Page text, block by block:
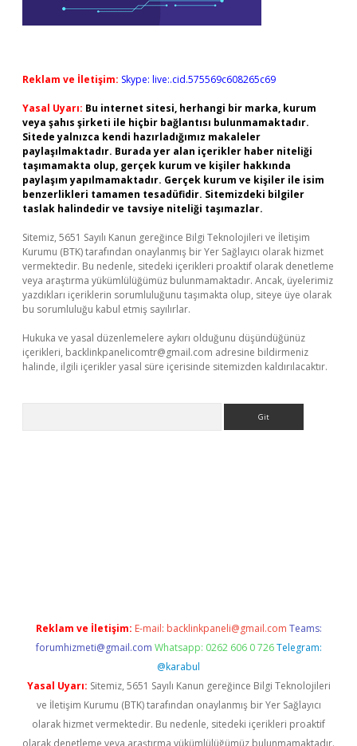
Reklam ve İletişim: Skype: live:.cid.575569c608265c69
Yasal Uyarı: Bu internet sitesi, herhangi bir marka, kurum
veya şahıs şirketi ile hiçbir bağlantısı bulunmamaktadır.
Sitede yalnızca kendi hazırladığımız makaleler
paylaşılmaktadır. Burada yer alan içerikler haber niteliği
taşımamakta olup, gerçek kurum ve kişiler hakkında
paylaşım yapılmamaktadır. Gerçek kurum ve kişiler ile isim
benzerlikleri tamamen tesadüfidir. Sitemizdeki bilgiler
taslak halindedir ve tavsiye niteliği taşımazlar.
Sitemiz, 5651 Sayılı Kanun gereğince Bilgi Teknolojileri ve İletişim
Kurumu (BTK) tarafından onaylanmış bir Yer Sağlayıcı olarak hizmet
vermektedir. Bu nedenle, sitedeki içerikleri proaktif olarak denetleme
veya araştırma yükümlülüğümüz bulunmamaktadır. Ancak, üyelerimiz
yazdıkları içeriklerin sorumluluğunu taşımakta olup, siteye üye olarak
bu sorumluluğu kabul etmiş sayılırlar.
Hukuka ve yasal düzenlemelere aykırı olduğunu düşündüğünüz
içerikleri, backlinkpanelicomtr@gmail.com adresine bildirmeniz
halinde, ilgili içerikler yasal süre içerisinde sitemizden kaldırılacaktır.
Reklam ve İletişim: E-mail: backlinkpaneli@gmail.com Teams:
forumhizmeti@gmail.com Whatsapp: 0262 606 0 726 Telegram:
@karabul
Yasal Uyarı: Sitemiz, 5651 Sayılı Kanun gereğince Bilgi Teknolojileri
ve İletişim Kurumu (BTK) tarafından onaylanmış bir Yer Sağlayıcı
olarak hizmet vermektedir. Bu nedenle, sitedeki içerikleri proaktif
olarak denetleme veya araştırma yükümlülüğümüz bulunmamaktadır.